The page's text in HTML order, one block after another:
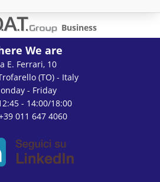
Business
We are
E. Ferrari, 10
(TO) - Italy
- Friday
- 14:00/18:00
011 647 4060